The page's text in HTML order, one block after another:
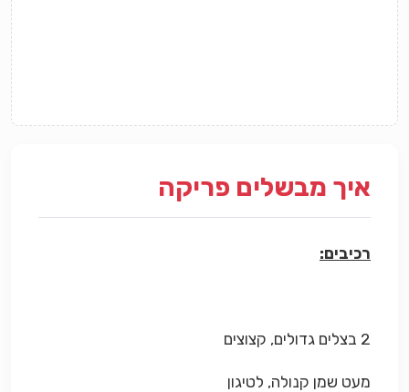
איך מבשלים פריקה
רכיבים:
2 בצלים גדולים, קצוצים
מעט שמן קנולה, לטיגון